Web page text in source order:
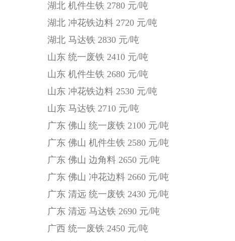
湖北 机件生铁 2780 元/吨
湖北 冲花铁边料 2720 元/吨
湖北 马达铁 2830 元/吨
山东 统一废铁 2410 元/吨
山东 机件生铁 2680 元/吨
山东 冲花铁边料 2530 元/吨
山东 马达铁 2710 元/吨
广东 佛山 统一废铁 2100 元/吨
广东 佛山 机件生铁 2580 元/吨
广东 佛山 边角料 2650 元/吨
广东 佛山 冲花边料 2660 元/吨
广东 清远 统一废铁 2430 元/吨
广东 清远 马达铁 2690 元/吨
广西 统一废铁 2450 元/吨